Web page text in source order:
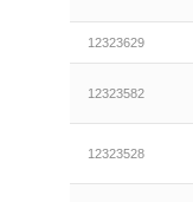
12323629
12323582
12323528